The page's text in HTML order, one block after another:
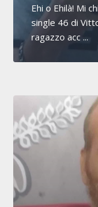
Ehi o Ehilà! Mi
single 46 di
ragazzo acc ...